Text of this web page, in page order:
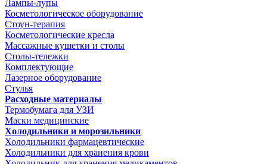
Лампы-лупы
Косметологическое оборудование
Стоун-терапия
Косметологические кресла
Массажные кушетки и столы
Столы-тележки
Комплектующие
Лазерное оборудование
Стулья
Расходные материалы
Термобумага для УЗИ
Маски медицинские
Холодильники и морозильники
Холодильники фармацевтические
Холодильники для хранения крови